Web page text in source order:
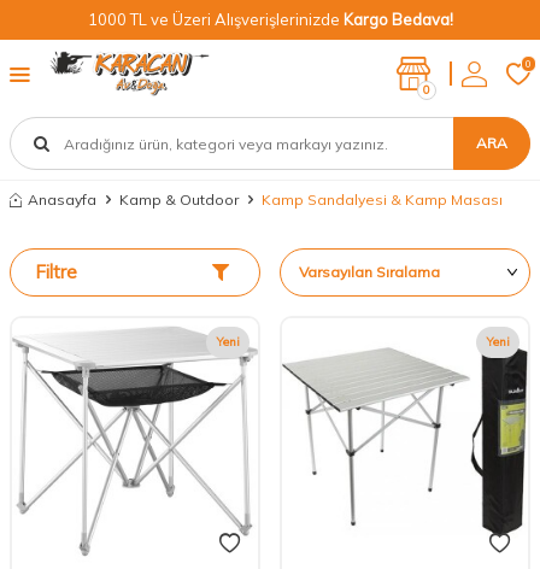
1000 TL ve Üzeri Alışverişlerinizde Kargo Bedava!
ARA
0
0
Anasayfa Kamp & Outdoor Kamp Sandalyesi & Kamp Masası
Filtre
Yeni Yeni